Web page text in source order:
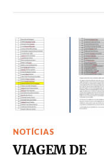
NOTÍCIAS
VIAGEM DE